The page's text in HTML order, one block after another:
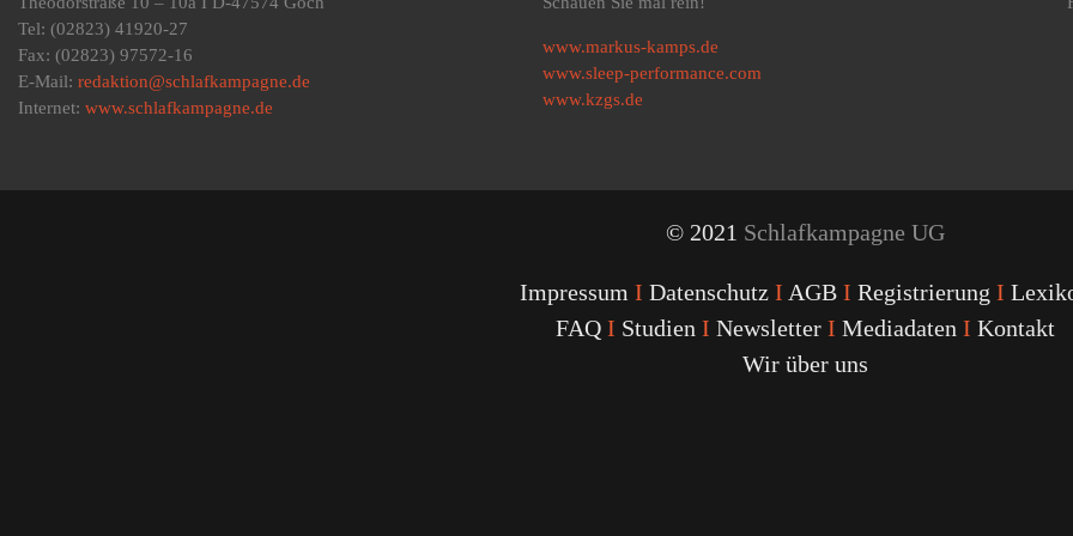
Tel: (02823) 41920-27
Fax: (02823) 97572-16
E-Mail: redaktion@schlafkampagne.de
Internet: www.schlafkampagne.de
www.markus-kamps.de
www.sleep-performance.com
www.kzgs.de
© 2021 Schlafkampagne UG
Impressum I Datenschutz I AGB I Registrierung I
FAQ I Studien I Newsletter I Mediadaten I Kontakt
Wir über uns